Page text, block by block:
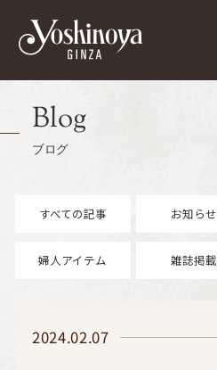
Blog
ブログ
すべての記事 お知らせ
婦人アイテム 雑誌掲載
2024.02.07